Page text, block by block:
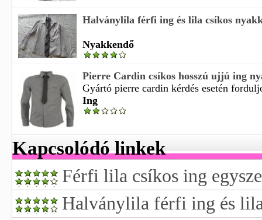
Halványlila férfi ing és lila csíkos
Nyakkendő
Pierre Cardin csíkos hosszú ujjú ing
Gyártó pierre cardin kérdés esetén
Ing
Kapcsolódó linkek
Férfi lila csíkos ing
Halványlila férfi ing és